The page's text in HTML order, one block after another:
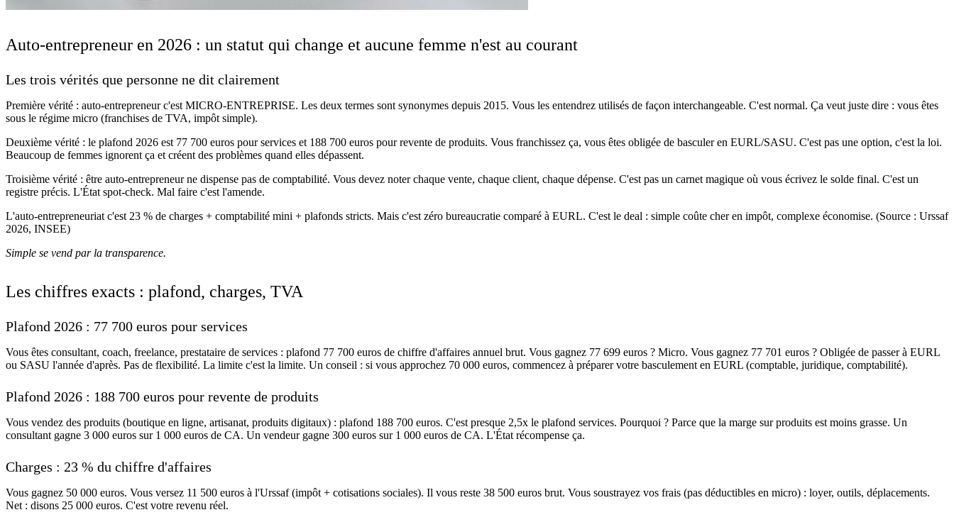
Auto-entrepreneur en 2026 : un statut qui change et aucune femme n'est au courant
Les trois vérités que personne ne dit clairement
Première vérité : auto-entrepreneur c'est MICRO-ENTREPRISE. Les deux termes sont synonymes depuis 2015. Vous les entendrez utilisés de façon interchangeable. C'est normal. Ça veut juste dire : vous êtes
sous le régime micro (franchises de TVA, impôt simple).
Deuxième vérité : le plafond 2026 est 77 700 euros pour services et 188 700 euros pour revente de produits. Vous franchissez ça, vous êtes obligée de basculer en EURL/SASU. C'est pas une option, c'est la loi.
Beaucoup de femmes ignorent ça et créent des problèmes quand elles dépassent.
Troisième vérité : être auto-entrepreneur ne dispense pas de comptabilité. Vous devez noter chaque vente, chaque client, chaque dépense. C'est pas un carnet magique où vous écrivez le solde final. C'est un
registre précis. L'État spot-check. Mal faire c'est l'amende.
L'auto-entrepreneuriat c'est 23 % de charges + comptabilité mini + plafonds stricts. Mais c'est zéro bureaucratie comparé à EURL. C'est le deal : simple coûte cher en impôt, complexe économise. (Source : Urssaf
2026, INSEE)
Simple se vend par la transparence.
Les chiffres exacts : plafond, charges, TVA
Plafond 2026 : 77 700 euros pour services
Vous êtes consultant, coach, freelance, prestataire de services : plafond 77 700 euros de chiffre d'affaires annuel brut. Vous gagnez 77 699 euros ? Micro. Vous gagnez 77 701 euros ? Obligée de passer à EURL
ou SASU l'année d'après. Pas de flexibilité. La limite c'est la limite. Un conseil : si vous approchez 70 000 euros, commencez à préparer votre basculement en EURL (comptable, juridique, comptabilité).
Plafond 2026 : 188 700 euros pour revente de produits
Vous vendez des produits (boutique en ligne, artisanat, produits digitaux) : plafond 188 700 euros. C'est presque 2,5x le plafond services. Pourquoi ? Parce que la marge sur produits est moins grasse. Un
consultant gagne 3 000 euros sur 1 000 euros de CA. Un vendeur gagne 300 euros sur 1 000 euros de CA. L'État récompense ça.
Charges : 23 % du chiffre d'affaires
Vous gagnez 50 000 euros. Vous versez 11 500 euros à l'Urssaf (impôt + cotisations sociales). Il vous reste 38 500 euros brut. Vous soustrayez vos frais (pas déductibles en micro) : loyer, outils, déplacements.
Net : disons 25 000 euros. C'est votre revenu réel.